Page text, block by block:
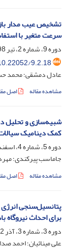
سرعت متغیر با
دوره 9، شماره 2، تیر 1398، صفحه
9.2.18
عادل دمشقی؛ محمد
مشاهده مقاله اصل
شبیه‌سازی و تحلیل
کمک دینامیک
دوره 5، شماره 4، اسفند 1394، صفحه
جاماسب پیرکندی؛
مشاهده مقاله اصل
پتانسیل‌سنجی
برای احداث نیروگاه
دوره 3، شماره 3، آذر 1392، صفحه
علی مینائیان؛ احمد